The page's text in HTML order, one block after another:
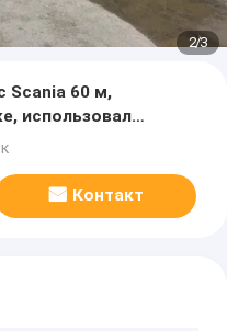
2/3
Scania 60 м,
использовал
Контакт